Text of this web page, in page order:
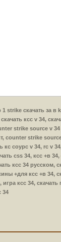
скачать за
ксс v 34,
strike source v
strike
кс соурс v 34, rc
css 34, ксс +в
ксс 34 русском,
+для ксс +в 34,
ксс 34,
34